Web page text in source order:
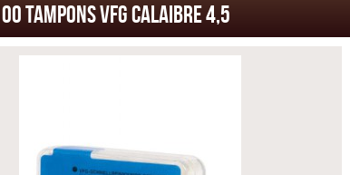
TAMPONS VFG CALAIBRE 4,5